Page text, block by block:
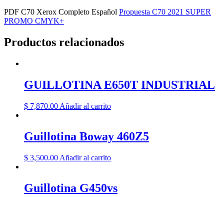
PDF C70 Xerox Completo Español Propuesta C70 2021 SUPER
PROMO CMYK+
Productos relacionados
GUILLOTINA E650T INDUSTRIAL
$ 7,870.00 Añadir al carrito
Guillotina Boway 460Z5
$ 3,500.00 Añadir al carrito
Guillotina G450vs